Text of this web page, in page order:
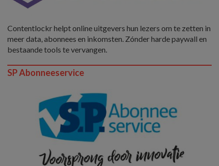
Contentlockr helpt online uitgevers hun lezers om te zetten in
meer data, abonnees en inkomsten. Zónder harde paywall en
bestaande tools te vervangen.
SP Abonneeservice